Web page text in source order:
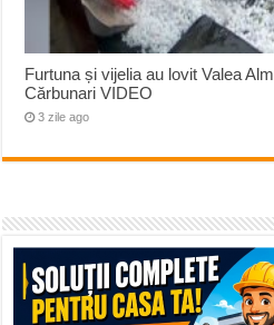
Furtuna și vijelia au lovit Valea
Cărbunari VIDEO
3 zile ago